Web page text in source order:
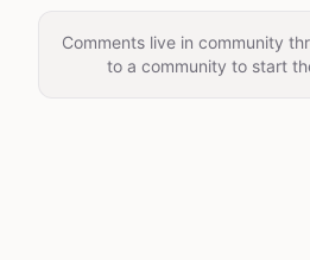
Comments live in community
to a community to start